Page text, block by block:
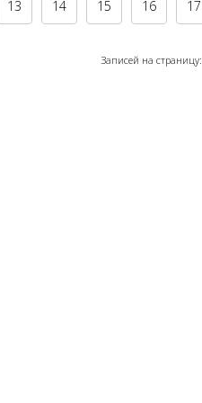
13 14 15 16 17
Записей на страницу: